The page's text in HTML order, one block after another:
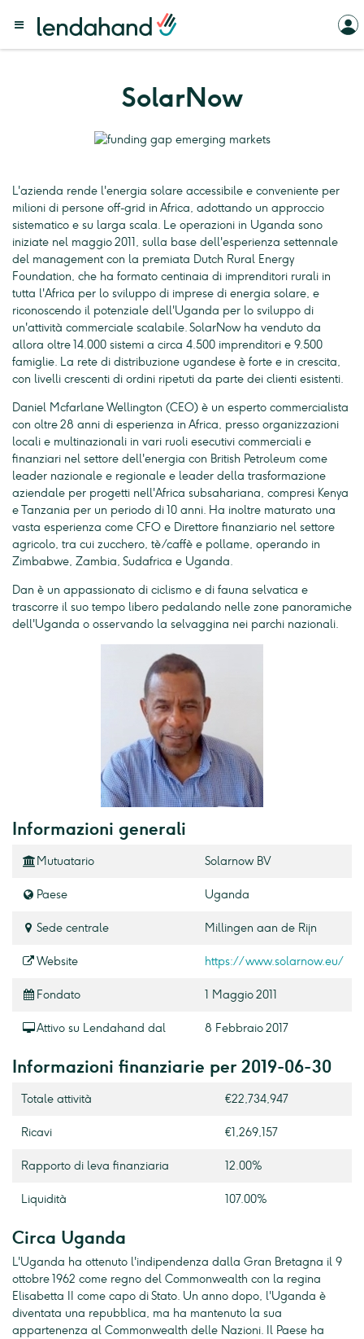
SolarNow
L'azienda rende l'energia solare accessibile e conveniente per
milioni di persone off-grid in Africa, adottando un approccio
sistematico e su larga scala. Le operazioni in Uganda sono
iniziate nel maggio 2011, sulla base dell'esperienza settennale
del management con la premiata Dutch Rural Energy
Foundation, che ha formato centinaia di imprenditori rurali in
tutta l'Africa per lo sviluppo di imprese di energia solare, e
riconoscendo il potenziale dell'Uganda per lo sviluppo di
un'attività commerciale scalabile. SolarNow ha venduto da
allora oltre 14.000 sistemi a circa 4.500 imprenditori e 9.500
famiglie. La rete di distribuzione ugandese è forte e in crescita,
con livelli crescenti di ordini ripetuti da parte dei clienti esistenti.
Daniel Mcfarlane Wellington (CEO) è un esperto commercialista
con oltre 28 anni di esperienza in Africa, presso organizzazioni
locali e multinazionali in vari ruoli esecutivi commerciali e
finanziari nel settore dell'energia con British Petroleum come
leader nazionale e regionale e leader della trasformazione
aziendale per progetti nell'Africa subsahariana, compresi Kenya
e Tanzania per un periodo di 10 anni. Ha inoltre maturato una
vasta esperienza come CFO e Direttore finanziario nel settore
agricolo, tra cui zucchero, tè/caffè e pollame, operando in
Zimbabwe, Zambia, Sudafrica e Uganda.
Dan è un appassionato di ciclismo e di fauna selvatica e
trascorre il suo tempo libero pedalando nelle zone panoramiche
dell'Uganda o osservando la selvaggina nei parchi nazionali.
Informazioni generali
Mutuatario Solarnow BV
Paese Uganda
Sede centrale Millingen aan de Rijn
Website https://www.solarnow.eu/
Fondato 1 Maggio 2011
Attivo su Lendahand dal 8 Febbraio 2017
Informazioni finanziarie per 2019-06-30
Totale attività €22,734,947
Ricavi €1,269,157
Rapporto di leva finanziaria 12.00%
Liquidità 107.00%
Circa Uganda
L'Uganda ha ottenuto l'indipendenza dalla Gran Bretagna il 9
ottobre 1962 come regno del Commonwealth con la regina
Elisabetta II come capo di Stato. Un anno dopo, l'Uganda è
diventata una repubblica, ma ha mantenuto la sua
appartenenza al Commonwealth delle Nazioni. Il Paese ha